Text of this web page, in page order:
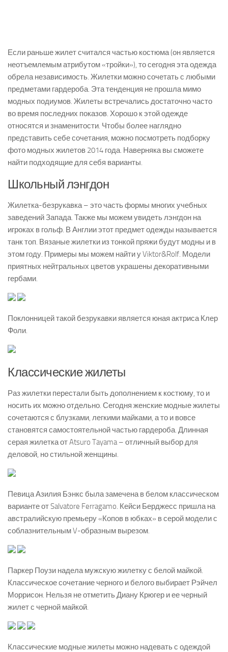
Если раньше жилет считался частью костюма (он является
неотъемлемым атрибутом «тройки»), то сегодня эта одежда
обрела независимость. Жилетки можно сочетать с любыми
предметами гардероба. Эта тенденция не прошла мимо
модных подиумов. Жилеты встречались достаточно часто
во время последних показов. Хорошо к этой одежде
относятся и знаменитости. Чтобы более наглядно
представить себе сочетания, можно посмотреть подборку
фото модных жилетов 2014 года. Наверняка вы сможете
найти подходящие для себя варианты.
Школьный лэнгдон
Жилетка-безрукавка – это часть формы многих учебных
заведений Запада. Также мы можем увидеть лэнгдон на
игроках в гольф. В Англии этот предмет одежды называется
танк топ. Вязаные жилетки из тонкой пряжи будут модны и в
этом году. Примеры мы можем найти у Viktor&Rolf. Модели
приятных нейтральных цветов украшены декоративными
гербами.
Поклонницей такой безрукавки является юная актриса Клер
Фоли.
Классические жилеты
Раз жилетки перестали быть дополнением к костюму, то и
носить их можно отдельно. Сегодня женские модные жилеты
сочетаются с блузками, легкими майками, а то и вовсе
становятся самостоятельной частью гардероба. Длинная
серая жилетка от Atsuro Tayama – отличный выбор для
деловой, но стильной женщины.
Певица Азилия Бэнкс была замечена в белом классическом
варианте от Salvatore Ferragamo. Кейси Берджесс пришла на
австралийскую премьеру «Копов в юбках» в серой модели с
соблазнительным V-образным вырезом.
Паркер Поузи надела мужскую жилетку с белой майкой.
Классическое сочетание черного и белого выбирает Рэйчел
Моррисон. Нельзя не отметить Диану Крюгер и ее черный
жилет с черной майкой.
Классические модные жилеты можно надевать с одеждой